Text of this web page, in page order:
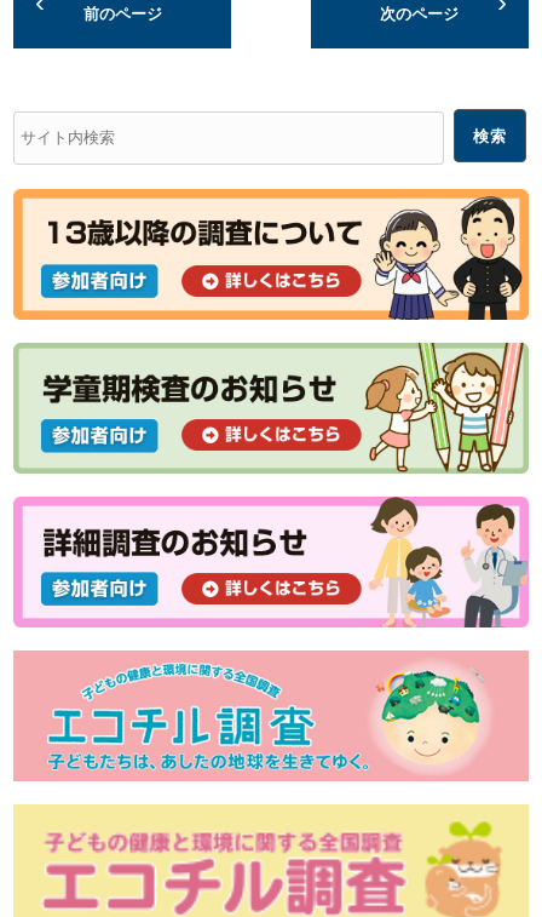
前のページ 次のページ